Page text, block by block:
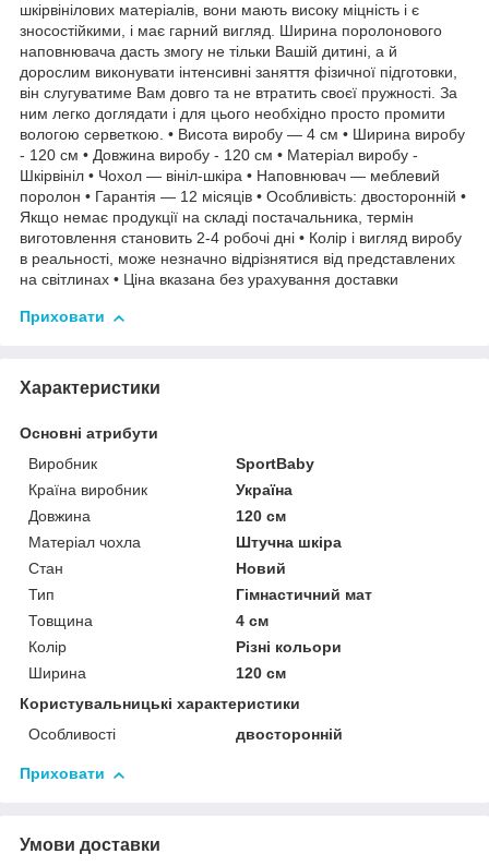
шкірвінілових матеріалів, вони мають високу міцність і є
зносостійкими, і має гарний вигляд. Ширина поролонового
наповнювача дасть змогу не тільки Вашій дитині, а й
дорослим виконувати інтенсивні заняття фізичної підготовки,
він слугуватиме Вам довго та не втратить своєї пружності. За
ним легко доглядати і для цього необхідно просто промити
вологою серветкою. • Висота виробу — 4 см • Ширина виробу
- 120 см • Довжина виробу - 120 см • Матеріал виробу -
Шкірвініл • Чохол — вініл-шкіра • Наповнювач — меблевий
поролон • Гарантія — 12 місяців • Особливість: двосторонній •
Якщо немає продукції на складі постачальника, термін
виготовлення становить 2-4 робочі дні • Колір і вигляд виробу
в реальності, може незначно відрізнятися від представлених
на світлинах • Ціна вказана без урахування доставки
Приховати
Характеристики
Основні атрибути
Виробник
SportBaby
Країна виробник
Україна
Довжина
120 см
Матеріал чохла
Штучна шкіра
Стан
Новий
Тип
Гімнастичний мат
Товщина
4 см
Колір
Різні кольори
Ширина
120 см
Користувальницькі характеристики
Особливості
двосторонній
Приховати
Умови доставки